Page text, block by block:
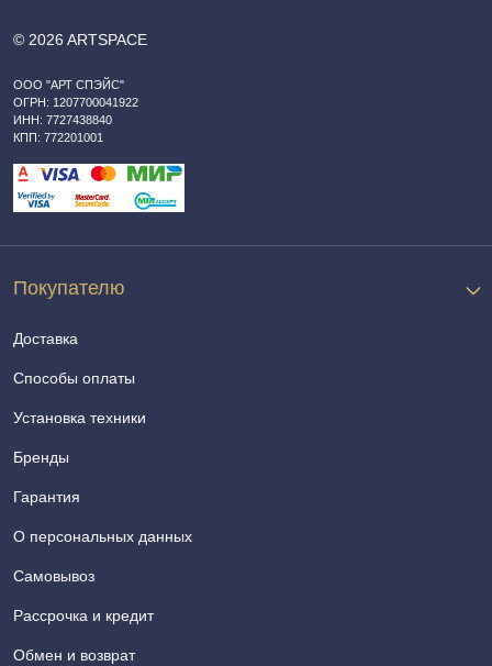
© 2026 ARTSPACE
ООО "АРТ СПЭЙС"
ОГРН: 1207700041922
ИНН: 7727438840
КПП: 772201001
Покупателю
Доставка
Способы оплаты
Установка техники
Бренды
Гарантия
О персональных данных
Самовывоз
Рассрочка и кредит
Обмен и возврат